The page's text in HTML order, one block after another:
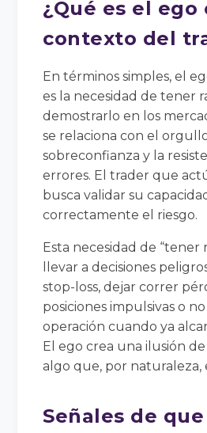
¿Qué es el ego
contexto del
En términos simples, el
es la necesidad de tener
demostrarlo en los
se relaciona con el
sobreconfianza y la
errores. El trader que
busca validar su
correctamente el riesgo.
Esta necesidad de “tener
llevar a decisiones
stop-loss, dejar correr
posiciones impulsivas o
operación cuando ya
El ego crea una ilusión
algo que, por naturaleza,
Señales de